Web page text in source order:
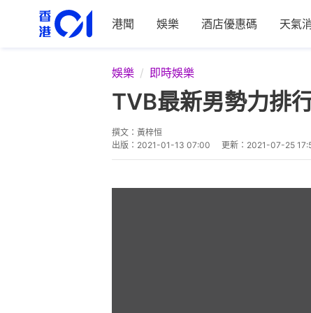
港聞 娛樂 酒店優惠碼 天氣
娛樂 即時娛樂
TVB最新男勢力排
撰文： 黃梓恒
出版： 2021-01-13 07:00 更新： 2021-07-25